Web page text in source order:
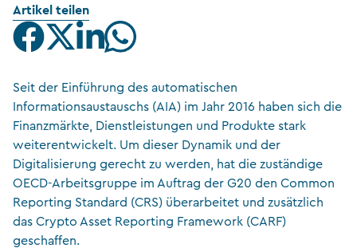
Artikel teilen
Seit der Einführung des automatischen
Informationsaustauschs (AIA) im Jahr 2016 haben sich die
Finanzmärkte, Dienstleistungen und Produkte stark
weiterentwickelt. Um dieser Dynamik und der
Digitalisierung gerecht zu werden, hat die zuständige
OECD-Arbeitsgruppe im Auftrag der G20 den Common
Reporting Standard (CRS) überarbeitet und zusätzlich
das Crypto Asset Reporting Framework (CARF)
geschaffen.